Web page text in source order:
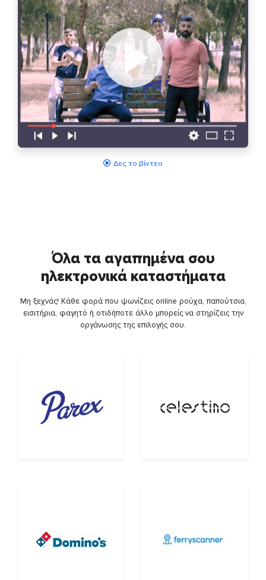
Δες το βίντεο
Όλα τα αγαπημένα σου
ηλεκτρονικά καταστήματα
Μη ξεχνάς! Κάθε φορά που ψωνίζεις online ρούχα, παπούτσια,
εισιτήρια, φαγητό ή οτιδήποτε άλλο μπορείς να στηρίζεις την
οργάνωσης της επιλογής σου.